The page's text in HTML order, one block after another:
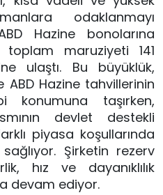
odaklanmayı
Hazine bonolarına
maruziyeti 141
ulaştı. Bu büyüklük,
ABD Hazine tahvillerinin
taşırken,
devlet destekli
piyasa koşullarında
Şirketin rezerv
hız ve dayanıklılık
devam ediyor.